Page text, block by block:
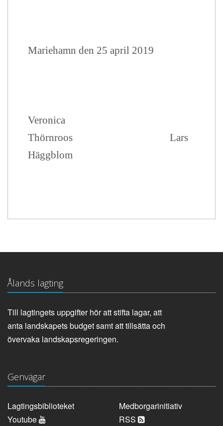
Mariehamn den 25 april 2019
Veronica
Thörnroos Lars
Häggblom
Ålands lagting
Till lagtingets uppgifter hör att stifta lagar, att
anta landskapets budget samt att tillsätta och
övervaka landskapsregeringen.
Genvägar
Lagtingsbiblioteket
Medborgarinitiativ
Youtube
RSS